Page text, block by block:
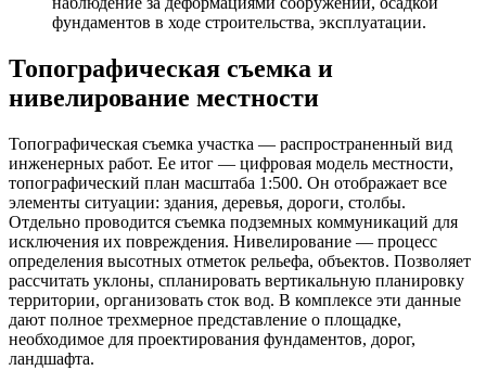
фундаментов в ходе строительства, эксплуатации.
Топографическая съемка и
нивелирование местности
Топографическая съемка участка — распространенный вид
инженерных работ. Ее итог — цифровая модель местности,
топографический план масштаба 1:500. Он отображает все
элементы ситуации: здания, деревья, дороги, столбы.
Отдельно проводится съемка подземных коммуникаций для
исключения их повреждения. Нивелирование — процесс
определения высотных отметок рельефа, объектов. Позволяет
рассчитать уклоны, спланировать вертикальную планировку
территории, организовать сток вод. В комплексе эти данные
дают полное трехмерное представление о площадке,
необходимое для проектирования фундаментов, дорог,
ландшафта.